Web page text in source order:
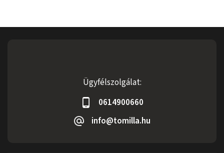
Ügyfélszolgálat:
0614900660
info@tomilla.hu